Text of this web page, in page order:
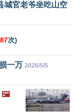
城官老爷坐吃山空
次)
一万 2026/5/5
🖼️